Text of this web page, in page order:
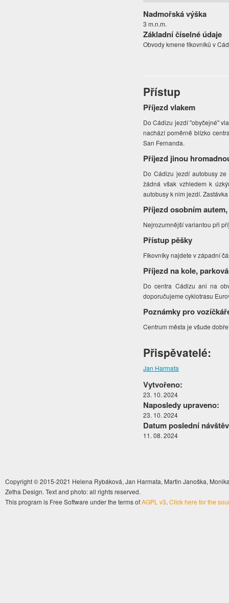
Nadmořská výška
3 m.n.m.
Základní číselné údaje
Obvody kmene fíkovníků v
Přístup
Příjezd vlakem
Do Cádizu jezdí "obyčejné"
nachází poměrně blízko
San Fernanda.
Příjezd jinou
Do Cádizu jezdí autobusy
žádná však vzhledem k
autobusy k nim jezdí.
Příjezd osobním
Nejrozumnější variantou při
Přístup pěšky
Fíkovníky najdete v západní
Příjezd na kole,
Do centra Cádizu ani na
doporučujeme cyklotrasu
Poznámky pro
Centrum města je všude
Přispěvatelé:
Jan Harmata
Vytvořeno:
23. 10. 2024
Naposledy upraveno:
23. 10. 2024
Datum poslední
11. 08. 2024
Copyright © 2015-2021 Helena Rybáková, Jan Harmata, Martin Janoška,
Zetha Design. Text and photo: all rights reserved.
This program is Free Software under the terms ofAGPL v3. Click here for the